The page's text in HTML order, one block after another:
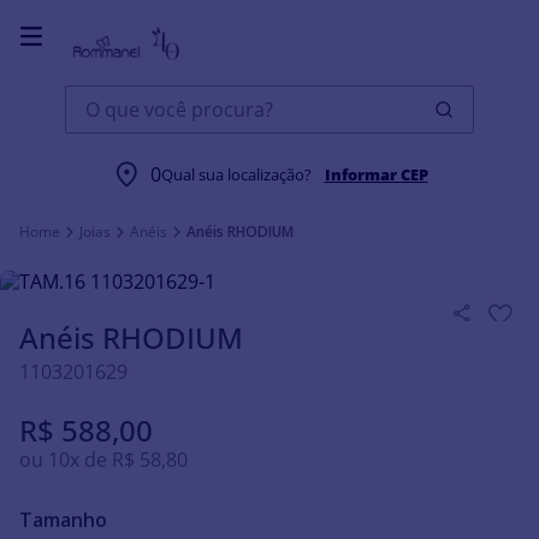
O que você procura?
0Qual sua localização? Informar CEP
Joias Anéis Anéis RHODIUM
Anéis RHODIUM
1103201629
R$ 588,00
ou 10x de R$ 58,80
Tamanho